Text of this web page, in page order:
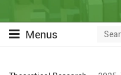
Menus